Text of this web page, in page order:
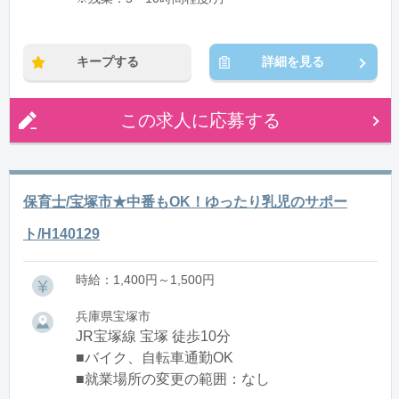
キープする 詳細を見る
この求人に応募する
保育士/宝塚市★中番もOK！ゆったり乳児のサポー
ト/H140129
時給：1,400円～1,500円
兵庫県宝塚市
JR宝塚線 宝塚 徒歩10分
■バイク、自転車通勤OK
■就業場所の変更の範囲：なし